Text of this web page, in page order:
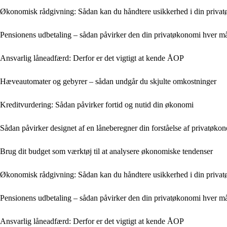
Økonomisk rådgivning: Sådan kan du håndtere usikkerhed i din
Pensionens udbetaling – sådan påvirker den din privatøkonomi hver
Ansvarlig låneadfærd: Derfor er det vigtigt at kende ÅOP
Hæveautomater og gebyrer – sådan undgår du skjulte omkostninger
Kreditvurdering: Sådan påvirker fortid og nutid din økonomi
Sådan påvirker designet af en låneberegner din forståelse af
Brug dit budget som værktøj til at analysere økonomiske tendenser
Økonomisk rådgivning: Sådan kan du håndtere usikkerhed i din
Pensionens udbetaling – sådan påvirker den din privatøkonomi hver
Ansvarlig låneadfærd: Derfor er det vigtigt at kende ÅOP